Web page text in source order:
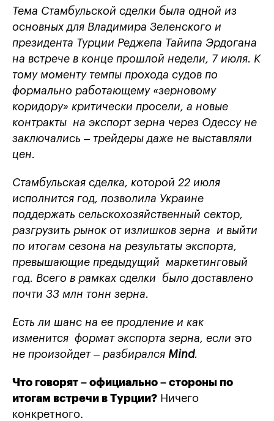
Тема Стамбульской сделки была одной из
основных для Владимира Зеленского и
президента Турции Реджепа Тайипа Эрдогана
на встрече в конце прошлой недели, 7 июля. К
тому моменту темпы прохода судов по
формально работающему «зерновому
коридору» критически просели, а новые
контракты на экспорт зерна через Одессу не
заключались – трейдеры даже не выставляли
цен.
Стамбульская сделка, которой 22 июля
исполнится год, позволила Украине
поддержать сельскохозяйственный сектор,
разгрузить рынок от излишков зерна и выйти
по итогам сезона на результаты экспорта,
превышающие предыдущий маркетинговый
год. Всего в рамках сделки было доставлено
почти 33 млн тонн зерна.
Есть ли шанс на ее продление и как
изменится формат экспорта зерна, если это
не произойдет – разбирался Mind.
Что говорят – официально – стороны по
итогам встречи в Турции? Ничего
конкретного.